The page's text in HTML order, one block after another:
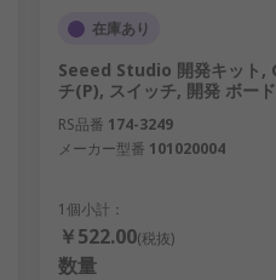
在庫あり
Seeed Studio 開発キット,
チ(P), スイッチ, 開発 ボー
RS品番 174-3249
メーカー型番 101020004
1個小計：
￥522.00(税抜)
数量